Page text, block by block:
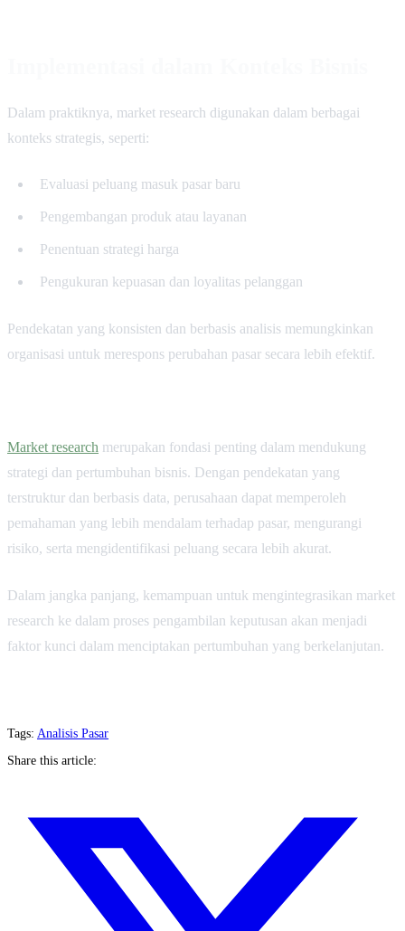
Dalam praktiknya, market research digunakan dalam berbagai
konteks strategis, seperti:
Evaluasi peluang masuk pasar baru
Pengembangan produk atau layanan
Penentuan strategi harga
Pengukuran kepuasan dan loyalitas pelanggan
Pendekatan yang konsisten dan berbasis analisis memungkinkan
organisasi untuk merespons perubahan pasar secara lebih efektif.
Market research merupakan fondasi penting dalam mendukung
strategi dan pertumbuhan bisnis. Dengan pendekatan yang
terstruktur dan berbasis data, perusahaan dapat memperoleh
pemahaman yang lebih mendalam terhadap pasar, mengurangi
risiko, serta mengidentifikasi peluang secara lebih akurat.
Dalam jangka panjang, kemampuan untuk mengintegrasikan market
research ke dalam proses pengambilan keputusan akan menjadi
faktor kunci dalam menciptakan pertumbuhan yang berkelanjutan.
Tags: Analisis Pasar
Share this article: